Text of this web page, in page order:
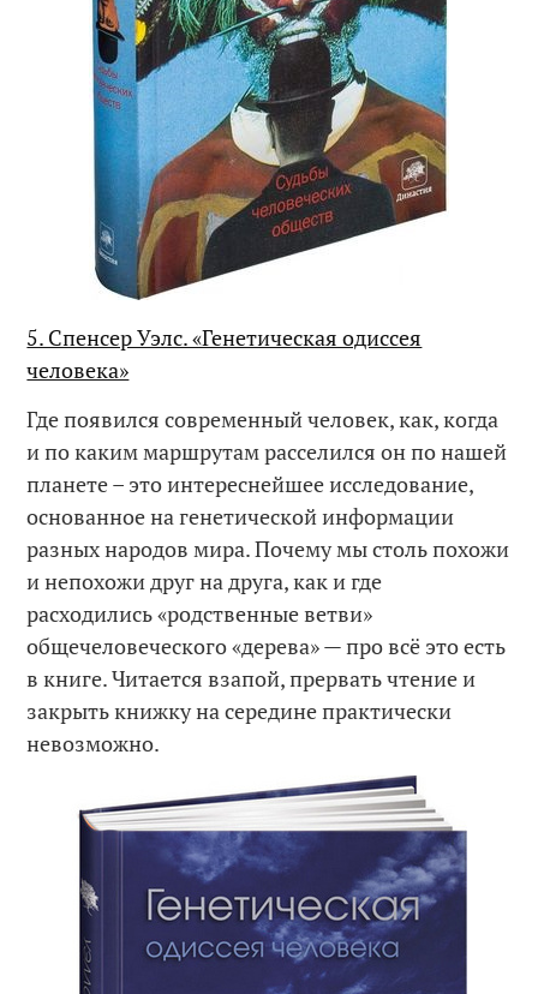
5. Спенсер Уэлс. «Генетическая одиссея
человека»
Где появился современный человек, как, когда
и по каким маршрутам расселился он по нашей
планете – это интереснейшее исследование,
основанное на генетической информации
разных народов мира. Почему мы столь похожи
и непохожи друг на друга, как и где
расходились «родственные ветви»
общечеловеческого «дерева» — про всё это есть
в книге. Читается взапой, прервать чтение и
закрыть книжку на середине практически
невозможно.